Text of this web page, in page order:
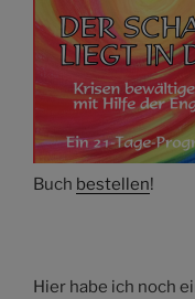
Buch bestellen!
Hier habe ich noch